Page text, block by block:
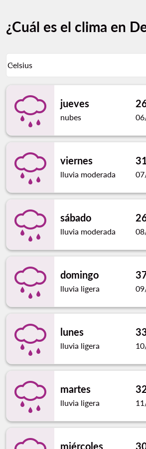
¿Cuál es el clima en
Celsius
keyboard_arrow_down
jueves
nubes
viernes
lluvia moderada
sábado
lluvia moderada
domingo
lluvia ligera
lunes
lluvia ligera
martes
lluvia ligera
miércoles